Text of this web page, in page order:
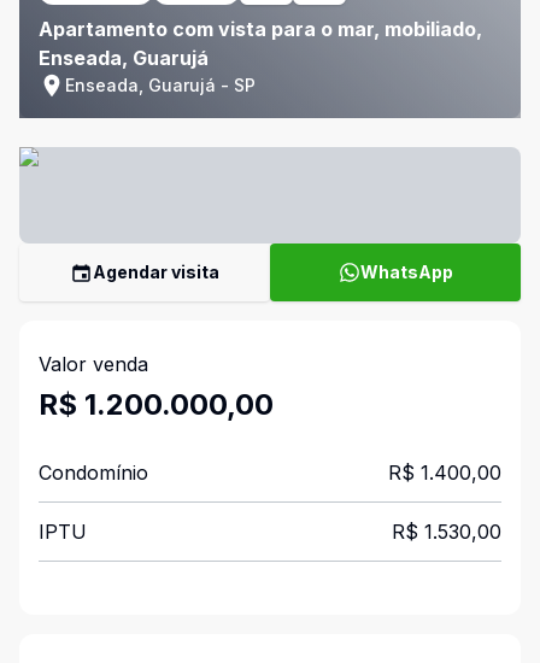
Apartamento com vista para o mar, mobiliado,
Enseada, Guarujá
Enseada, Guarujá - SP
Agendar visita WhatsApp
Valor venda
R$ 1.200.000,00
Condomínio R$ 1.400,00
IPTU R$ 1.530,00